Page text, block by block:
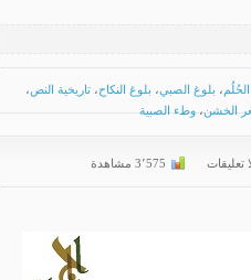
، بلوغ الصبي، بلوغ النكاح، تاريخية النص،
الخشن، وطء الصبية
تعليقات 3٬575 مشاهدة